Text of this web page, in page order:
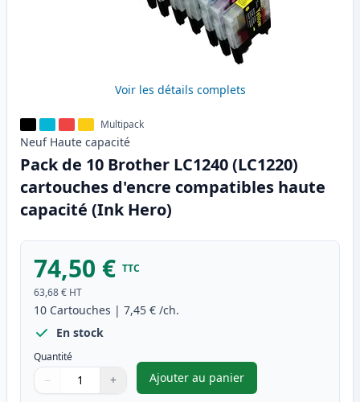
Voir les détails complets
Multipack
Neuf Haute capacité
Pack de 10 Brother LC1240 (LC1220)
cartouches d'encre compatibles haute
capacité (Ink Hero)
74,50 € TTC
63,68 € HT
10 Cartouches | 7,45 € /ch.
En stock
Quantité
Quantité
Utilisez les boutons pour ajuster
− +
Quantité
Ajouter au panier
,Pack de 10 Brother LC1240